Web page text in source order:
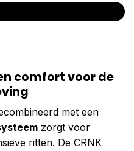
comfort voor de
met een
zorgt voor
ritten. De CRNK